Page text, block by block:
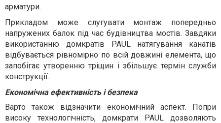
арматури.
Прикладом може слугувати монтаж попередньо
напружених балок під час будівництва мостів. Завдяки
використанню домкратів PAUL натягування канатів
відбувається рівномірно по всій довжині елемента, що
запобігає утворенню тріщин і збільшує термін служби
конструкції.
Економічна ефективність і безпека
Варто також відзначити економічний аспект. Попри
високу технологічність, домкрати PAUL дозволяють